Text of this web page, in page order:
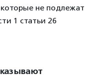
не подлежат
1 статьи 26